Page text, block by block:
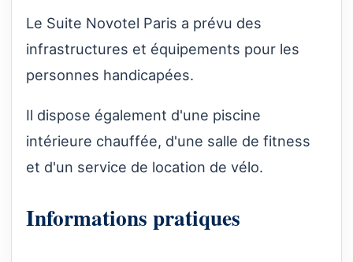
Le Suite Novotel Paris a prévu des
infrastructures et équipements pour les
personnes handicapées.
Il dispose également d'une piscine
intérieure chauffée, d'une salle de fitness
et d'un service de location de vélo.
Informations pratiques